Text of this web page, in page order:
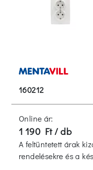
160212
Online ár:
1 190 Ft / db
A feltüntetett árak
rendelésekre és a